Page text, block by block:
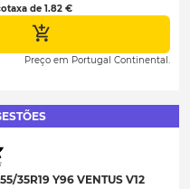
de 1.82 €
Preço em Portugal Continental.
35R19 Y96 VENTUS V12